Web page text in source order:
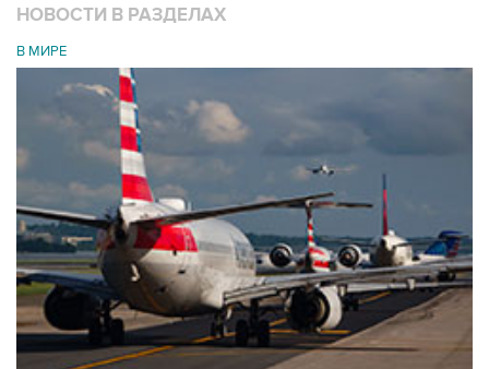
НОВОСТИ В РАЗДЕЛАХ
В МИРЕ